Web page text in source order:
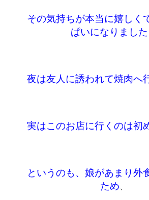
その気持ちが本当に嬉しく
ぱいになりました
夜は友人に誘われて焼肉へ
実はこのお店に行くのは初
というのも、娘があまり外
ため